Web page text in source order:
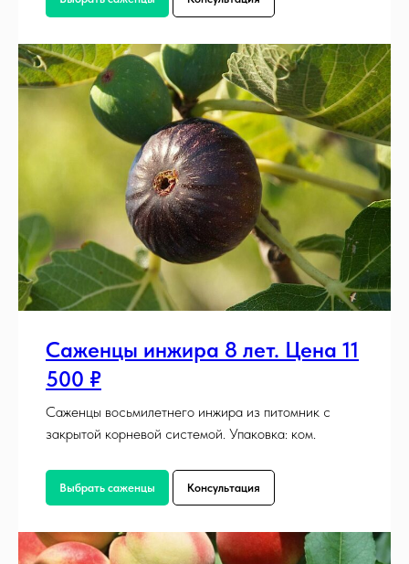
Саженцы инжира 8 лет. Цена 11
500 ₽
Саженцы восьмилетнего инжира из питомник с
закрытой корневой системой. Упаковка: ком.
Выбрать саженцы Консультация